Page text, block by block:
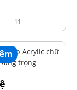
11